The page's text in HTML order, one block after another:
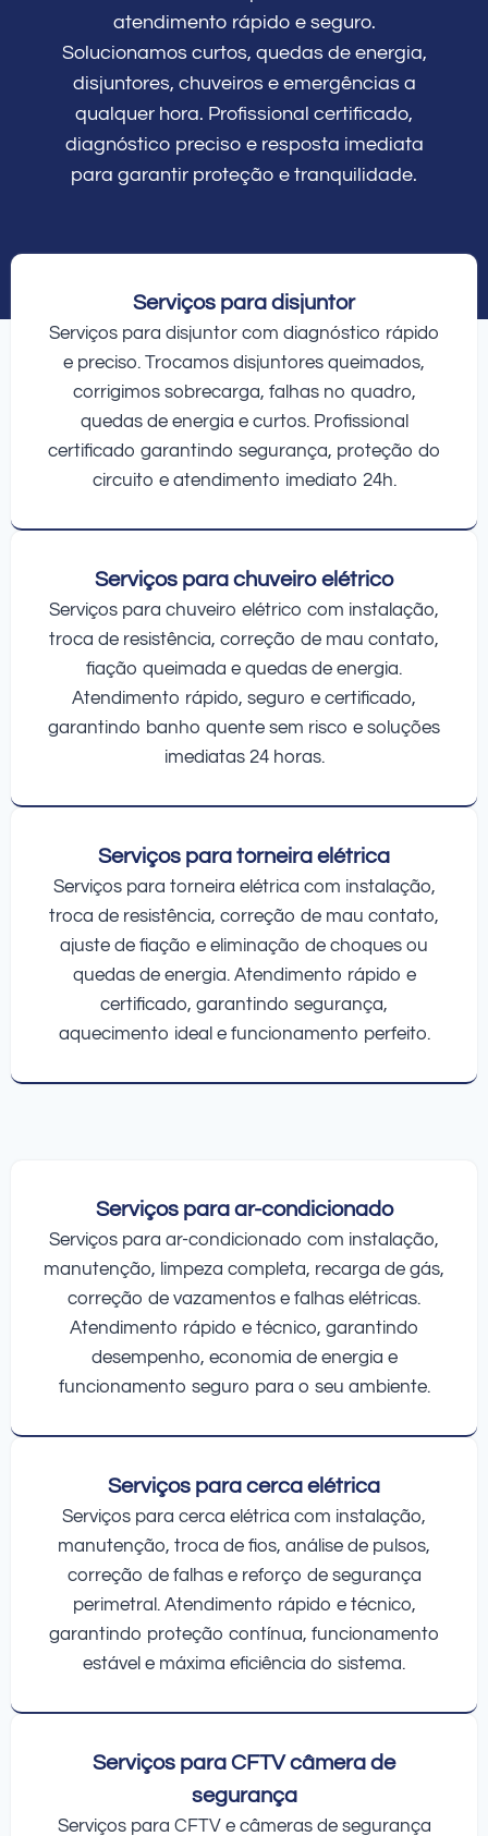
atendimento rápido e seguro.
Solucionamos curtos, quedas de energia,
disjuntores, chuveiros e emergências a
qualquer hora. Profissional certificado,
diagnóstico preciso e resposta imediata
para garantir proteção e tranquilidade.
Serviços para disjuntor
Serviços para disjuntor com diagnóstico rápido
e preciso. Trocamos disjuntores queimados,
corrigimos sobrecarga, falhas no quadro,
quedas de energia e curtos. Profissional
certificado garantindo segurança, proteção do
circuito e atendimento imediato 24h.
Serviços para chuveiro elétrico
Serviços para chuveiro elétrico com instalação,
troca de resistência, correção de mau contato,
fiação queimada e quedas de energia.
Atendimento rápido, seguro e certificado,
garantindo banho quente sem risco e soluções
imediatas 24 horas.
Serviços para torneira elétrica
Serviços para torneira elétrica com instalação,
troca de resistência, correção de mau contato,
ajuste de fiação e eliminação de choques ou
quedas de energia. Atendimento rápido e
certificado, garantindo segurança,
aquecimento ideal e funcionamento perfeito.
Serviços para ar-condicionado
Serviços para ar-condicionado com instalação,
manutenção, limpeza completa, recarga de gás,
correção de vazamentos e falhas elétricas.
Atendimento rápido e técnico, garantindo
desempenho, economia de energia e
funcionamento seguro para o seu ambiente.
Serviços para cerca elétrica
Serviços para cerca elétrica com instalação,
manutenção, troca de fios, análise de pulsos,
correção de falhas e reforço de segurança
perimetral. Atendimento rápido e técnico,
garantindo proteção contínua, funcionamento
estável e máxima eficiência do sistema.
Serviços para CFTV câmera de
segurança
Serviços para CFTV e câmeras de segurança